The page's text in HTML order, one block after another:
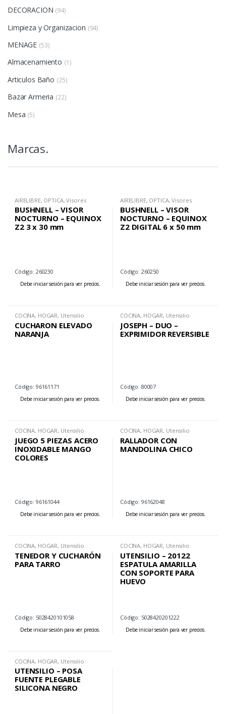
DECORACION (94)
Limpieza y Organizacion (94)
MENAGE (53)
Almacenamiento (1)
Articulos Baño (25)
Bazar Armeria (22)
Mesa (5)
Marcas.
AIRELIBRE, OPTICA,Visores
Nocturnos
BUSHNELL – VISOR
NOCTURNO – EQUINOX
Z2 3 x 30 mm
Código: 260230
Debe iniciar sesión para ver precios.
AIRELIBRE, OPTICA,Visores
Nocturnos
BUSHNELL – VISOR
NOCTURNO – EQUINOX
Z2 DIGITAL 6 x 50 mm
Código: 260250
Debe iniciar sesión para ver precios.
COCINA, HOGAR, Utensilio
CUCHARON ELEVADO
NARANJA
Código: 96161171
Debe iniciar sesión para ver precios.
COCINA, HOGAR, Utensilio
JOSEPH – DUO –
EXPRIMIDOR REVERSIBLE
Código: 80007
Debe iniciar sesión para ver precios.
COCINA, HOGAR, Utensilio
JUEGO 5 PIEZAS ACERO
INOXIDABLE MANGO
COLORES
Código: 96161044
Debe iniciar sesión para ver precios.
COCINA, HOGAR, Utensilio
RALLADOR CON
MANDOLINA CHICO
Código: 96162048
Debe iniciar sesión para ver precios.
COCINA, HOGAR, Utensilio
TENEDOR Y CUCHARÓN
PARA TARRO
Código: 5028420101058
Debe iniciar sesión para ver precios.
COCINA, HOGAR, Utensilio
UTENSILIO – 20122
ESPATULA AMARILLA
CON SOPORTE PARA
HUEVO
Código: 5028420201222
Debe iniciar sesión para ver precios.
COCINA, HOGAR, Utensilio
UTENSILIO – POSA
FUENTE PLEGABLE
SILICONA NEGRO